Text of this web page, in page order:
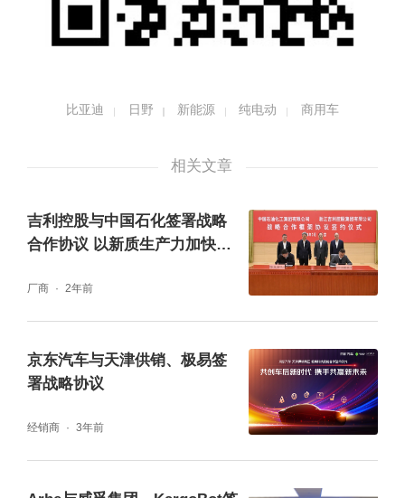
用车产品，共同致力于实现低碳社会。
比亚迪 日野 新能源 纯电动 商用车
相关文章
吉利控股与中国石化签署战略
合作协议 以新质生产力加快推
厂商 2年前
京东汽车与天津供销、极易签
署战略协议
经销商 3年前